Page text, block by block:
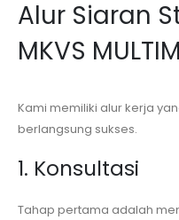
Alur Siaran
MKVS
Kami memiliki alur kerja
berlangsung sukses.
1. Konsultasi
Tahap pertama adalah